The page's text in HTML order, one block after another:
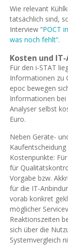
Wie relevant
tatsächlich sind,
Interview “POCT
was noch fehlt”.
Kosten und
Für den i-STAT
Informationen zu
epoc bewegen
Informationen bei
Analyser selbst
Euro.
Neben Geräte-
Kostenpunkte:
für
Vorgabe bzw.
für die IT-
vorab konkret
möglicher
Reaktionszeiten
sich über die
Systemvergleich